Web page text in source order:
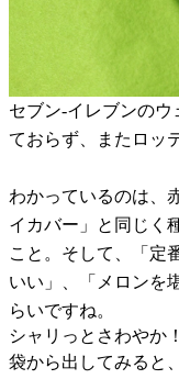
セブン-イレブンの
ておらず、またロッ
わかっているのは、
イカバー」と同じく
こと。そして、「定
いい」、「メロンを
らいですね。
シャリっとさわやか！
袋から出してみると